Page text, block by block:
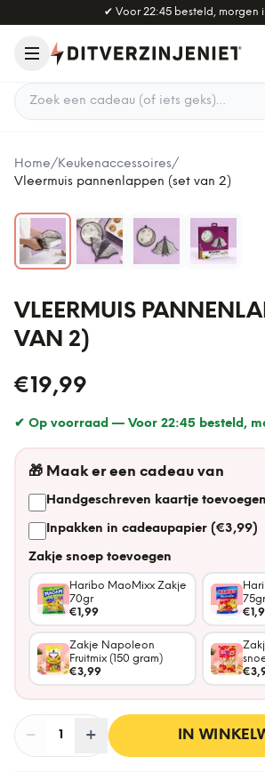
Naar hoofdinhoud
✔ Voor 22:45 besteld, morgen
Zoek een cadeau
Home/Keukenaccessoires/
Vleermuis pannenlappen (set van 2)
VLEERMUIS
VAN 2)
€19,99
✔ Op voorraad — Voor 22:45 besteld,
🎁 Maak er een cadeau van
Handgeschreven kaartje
Inpakken in cadeaupapier (€3,99)
Zakje snoep toevoegen
Haribo MaoMixx Zakje
70gr
€1,99
75gr
Zakje Napoleon
Fruitmix (150 gram)
€3,99
− Aantal
1 + IN